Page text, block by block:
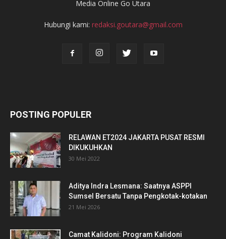
Media Online Go Utara
Hubungi kami: redaksi.goutara@gmail.com
POSTING POPULER
RELAWAN ET2024 JAKARTA PUSAT RESMI
DIKUKUHKAN
30 Mei 2022
Aditya Indra Lesmana: Saatnya ASPPI
Sumsel Bersatu Tanpa Pengkotak-kotakan
21 Mei 2026
Camat Kalidoni: Program Kalidoni